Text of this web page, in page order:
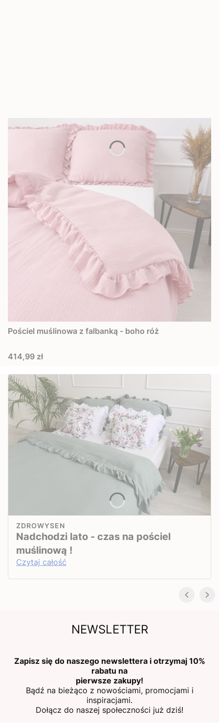
Pościel muślinowa z falbanką - boho róż
Cena
414,99 zł
ZDROWYSEN
Nadchodzi lato - czas na pościel
muślinową !
Czytaj całość
NEWSLETTER
Zapisz się do naszego newslettera i otrzymaj 10%
rabatu na
pierwsze zakupy!
Bądź na bieżąco z nowościami, promocjami i
inspiracjami.
Dołącz do naszej społeczności już dziś!